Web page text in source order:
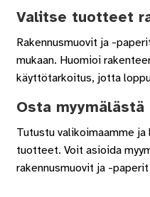
Valitse tuotteet
Rakennusmuovit ja -
mukaan. Huomioi
käyttötarkoitus, jotta
Osta
Tutustu valikoimaamme
tuotteet. Voit asioida
rakennusmuovit ja -